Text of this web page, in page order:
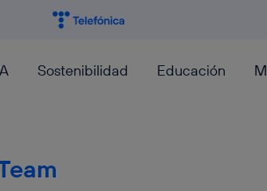
Sostenibilidad Educación